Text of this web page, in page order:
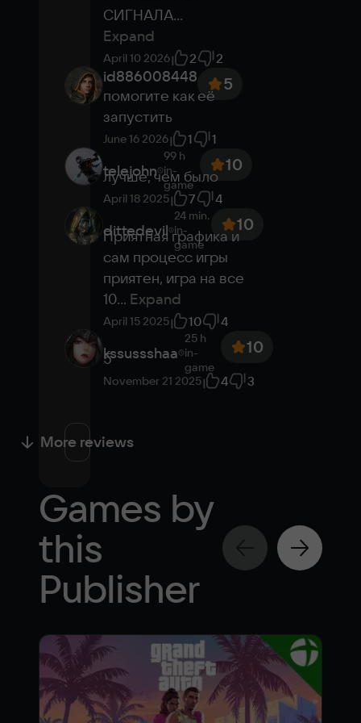
Purchased game
No need to download
Ultra settings
Play in the cloud
СИГНАЛА...
Expand
April 10 2026 2 2
id886008448 5
помогите как её
запустить
June 16 2026 1 1
telejohn
99 h
in-
game
10
лучше, чем было
April 18 2025 7 4
dittedevil
24 min.
in-
game
10
Приятная графика и
сам процесс игры
приятен, игра на все
10... Expand
April 15 2025 10 4
kssussshaa
25 h
in-
game
10
5
November 21 2025 4 3
More reviews
Games by
this
Publisher